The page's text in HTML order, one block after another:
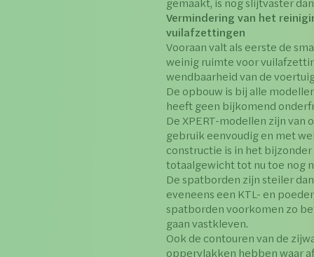
Vermindering van het
vuilafzettingen
Vooraan valt als eerste de
weinig ruimte voor
wendbaarheid van de
De opbouw is bij alle
heeft geen bijkomend
De XPERT-modellen zijn
gebruik eenvoudig en met
constructie is in het
totaalgewicht tot nu toe nog
De spatborden zijn steiler
eveneens een KTL- en
spatborden voorkomen zo
gaan vastkleven.
Ook de contouren van de
oppervlakken hebben waar